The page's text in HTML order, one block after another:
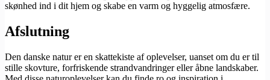
skønhed ind i dit hjem og skabe en varm og hyggelig atmosfære.
Afslutning
Den danske natur er en skattekiste af oplevelser, uanset om du er til
stille skovture, forfriskende strandvandringer eller åbne landskaber.